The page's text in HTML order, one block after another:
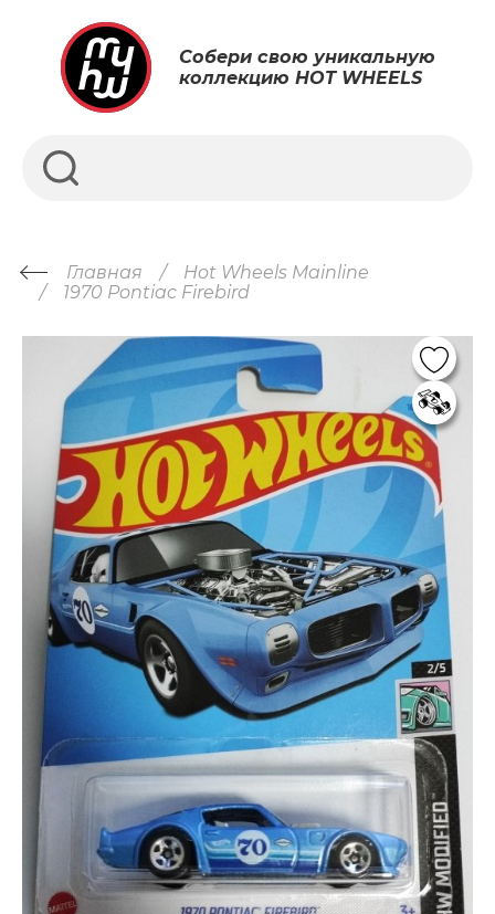
Собери свою уникальную
коллекцию HOT WHEELS
Главная
Hot Wheels Mainline
1970 Pontiac Firebird